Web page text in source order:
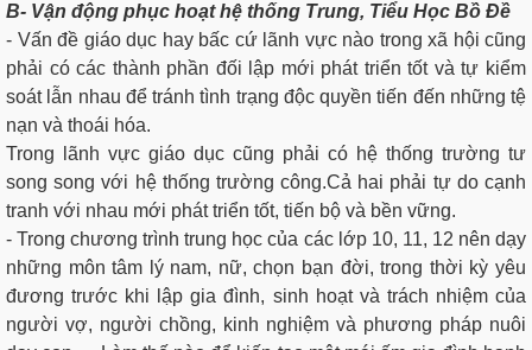
B- Vận động phục hoạt hệ thống Trung, Tiểu Học Bồ Đề
- Vấn đề giáo dục hay bấc cứ lãnh vực nào trong xã hội cũng
phải có các thành phần đối lập mới phát triển tốt và tự kiểm
soát lẫn nhau để tránh tình trạng độc quyền tiến đến những tệ
nạn và thoái hóa.
Trong lãnh vực giáo dục cũng phải có hệ thống trường tư
song song với hệ thống trường công.Cả hai phải tự do cạnh
tranh với nhau mới phát triển tốt, tiến bộ và bền vững.
- Trong chương trình trung học của các lớp 10, 11, 12 nên dạy
những môn tâm lý nam, nữ, chọn bạn đời, trong thời kỳ yêu
đương trước khi lập gia đình, sinh hoạt và trách nhiệm của
người vợ, người chồng, kinh nghiệm và phương pháp nuôi